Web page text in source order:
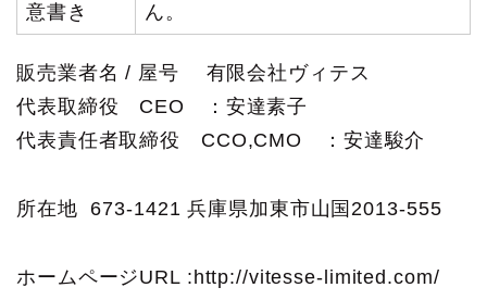
意書き
ん。
販売業者名 / 屋号 有限会社ヴィテス
代表取締役 CEO ：安達素子
代表責任者取締役 CCO,CMO ：安達駿介
所在地 673-1421 兵庫県加東市山国2013-555
ホームページURL :http://vitesse-limited.com/